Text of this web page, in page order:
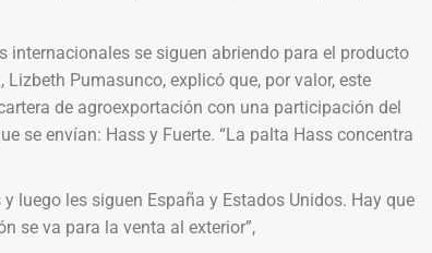
internacionales se siguen abriendo para el producto
Pumasunco, explicó que, por valor, este
de agroexportación con una participación del
se envían: Hass y Fuerte. “La palta Hass concentra
luego les siguen España y Estados Unidos. Hay que
se va para la venta al exterior”,